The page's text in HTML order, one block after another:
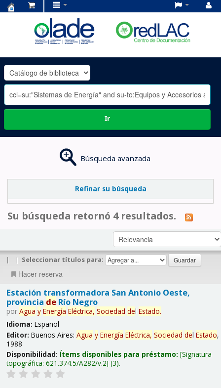
OLADE
-
Ir
Búsqueda avanzada
Refinar su búsqueda
Su búsqueda retornó 4 resultados.
| | Seleccionar títulos para:
Hacer reserva
Estación transformadora San Antonio Oeste,
provincia deRío Negro
por Agua y Energía Eléctrica, Sociedad del Estado.
Idioma: Español
Editor: Buenos Aires: Agua y Energía Eléctrica, Sociedad del Estado,
1988
Disponibilidad: Ítems disponibles para préstamo: Signatura
topográfica: 621.374.5/A282/v.2 (3).